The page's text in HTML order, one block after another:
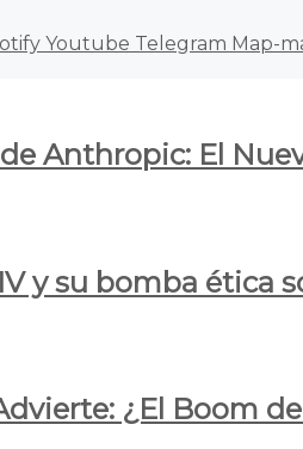
Youtube Telegram Map-
Anthropic: El
y su bomba ética
¿El Boom